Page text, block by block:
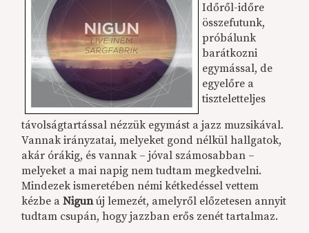
Időről-időre
összefutunk,
próbálunk
barátkozni
egymással, de
egyelőre a
tiszteletteljes
távolságtartással nézzük egymást a jazz muzsikával.
Vannak irányzatai, melyeket gond nélkül hallgatok,
akár órákig, és vannak – jóval számosabban –
melyeket a mai napig nem tudtam megkedvelni.
Mindezek ismeretében némi kétkedéssel vettem
kézbe aNigunúj lemezét, amelyről előzetesen annyit
tudtam csupán, hogy jazzban erős zenét tartalmaz.